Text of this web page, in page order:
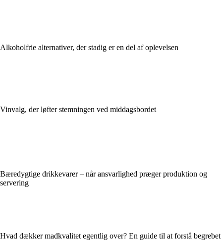
Alkoholfrie alternativer, der stadig er en del af oplevelsen
Vinvalg, der løfter stemningen ved middagsbordet
Bæredygtige drikkevarer – når ansvarlighed præger produktion og
servering
Hvad dækker madkvalitet egentlig over? En guide til at forstå begrebet